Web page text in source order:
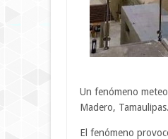
Un fenómeno
Madero, Tamaulipas.
El fenómeno